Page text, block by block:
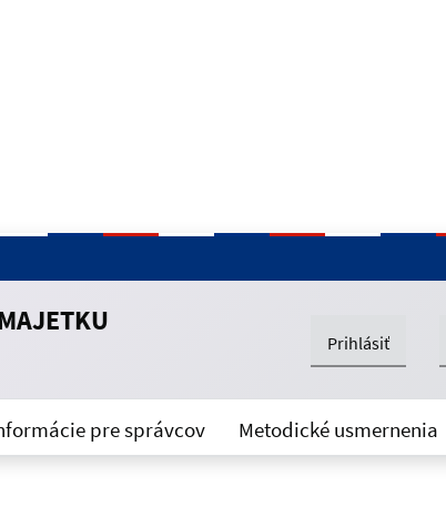
Prihlásiť
pre správcov Metodické usmernenia